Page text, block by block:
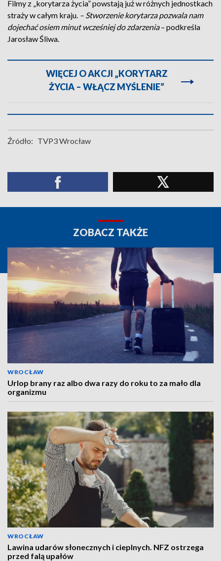
Filmy z „korytarza życia” powstają już w różnych jednostkach
straży w całym kraju. – Stworzenie korytarza pozwala nam
dojechać osiem minut wcześniej do zdarzenia– podkreśla
Jarosław Śliwa.
WIĘCEJ O AKCJI „KORYTARZ
ŻYCIA – WŁĄCZ MYŚLENIE”
Źródło: TVP3 Wrocław
ZOBACZ TAKŻE
WROCŁAW
Urlop brany raz albo dwa razy do roku to za mało dla
organizmu
WROCŁAW
Lawina udarów słonecznych i cieplnych. NFZ ostrzega
przed falą upałów